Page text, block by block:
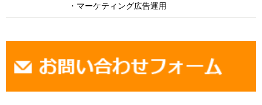
・マーケティング広告運用